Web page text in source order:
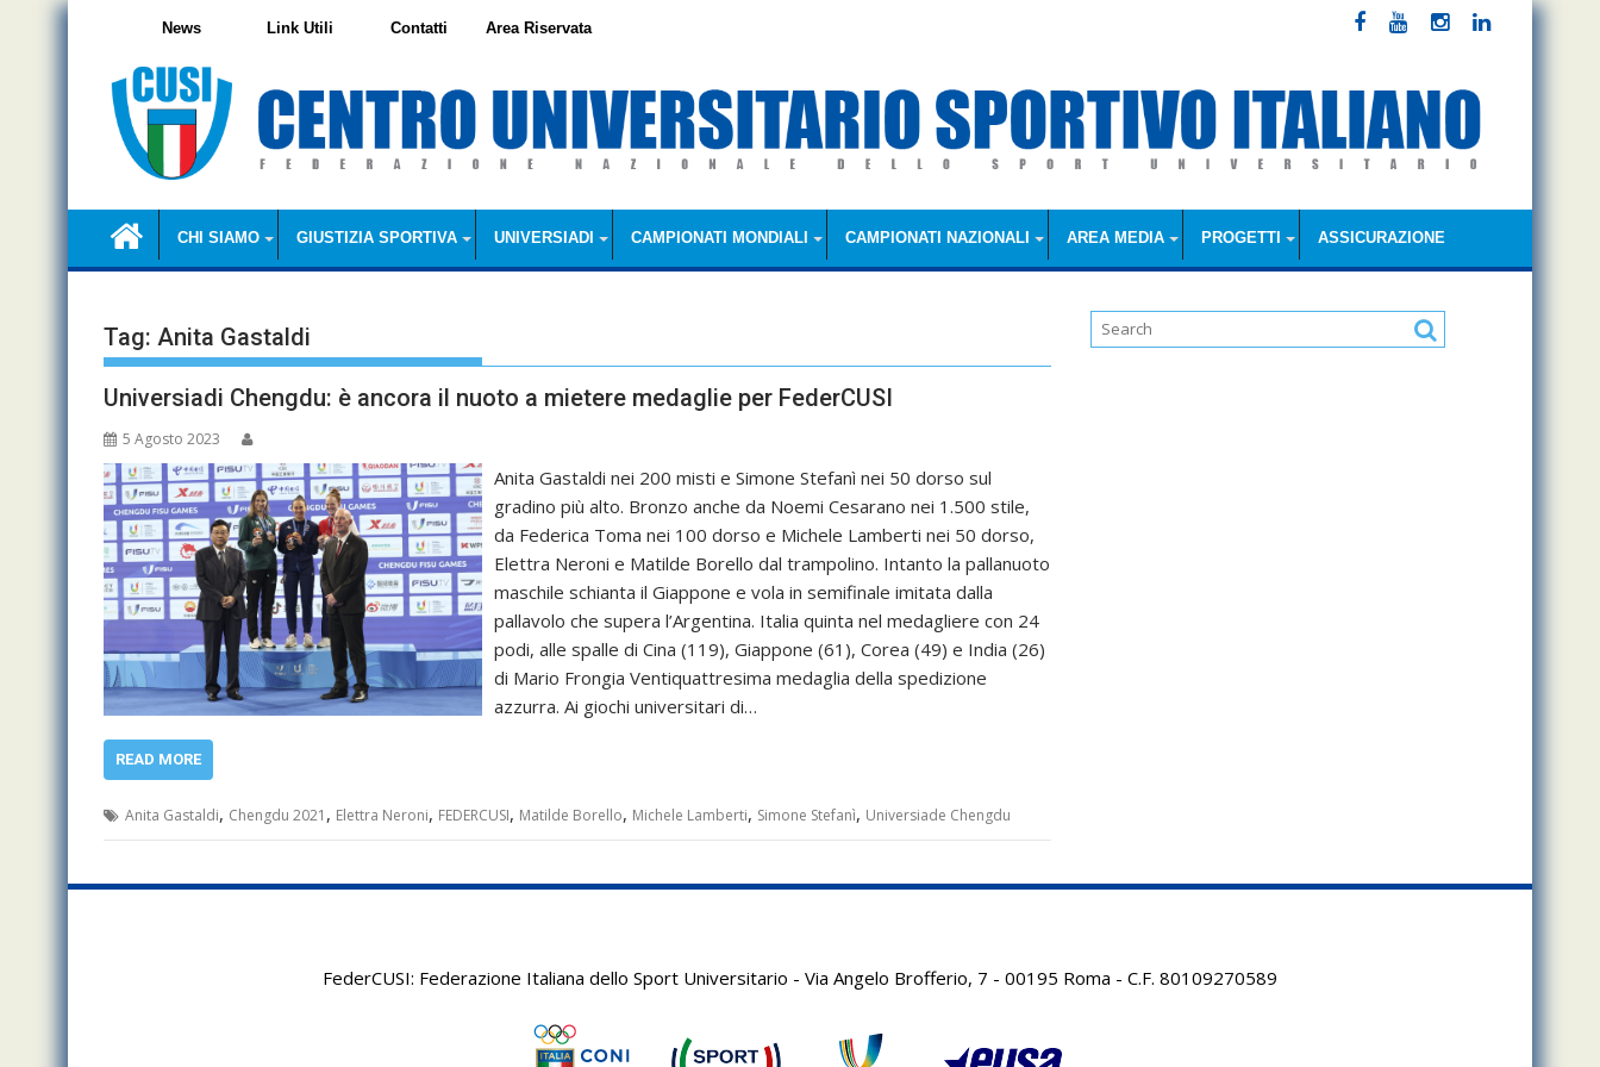
Skip
CHI SIAMO GIUSTIZIA SPORTIVA UNIVERSIADI CAMPIONATI MONDIALI CAMPIONATI NAZIONALI AREA MEDIA PROGETTI ASSICURAZIONE
News Link Utili Contatti Area Riservata
Tag: Anita Gastaldi
Universiadi Chengdu: è ancora il nuoto a mietere medaglie per FederCUSI
5 Agosto 2023
Anita Gastaldi nei 200 misti e Simone Stefanì nei 50 dorso sul
gradino più alto. Bronzo anche da Noemi Cesarano nei 1.500 stile,
da Federica Toma nei 100 dorso e Michele Lamberti nei 50 dorso,
Elettra Neroni e Matilde Borello dal trampolino. Intanto la pallanuoto
maschile schianta il Giappone e vola in semifinale imitata dalla
pallavolo che supera l’Argentina. Italia quinta nel medagliere con 24
podi, alle spalle di Cina (119), Giappone (61), Corea (49) e India (26)
di Mario Frongia Ventiquattresima medaglia della spedizione
azzurra. Ai giochi universitari di…
READ MORE
Anita Gastaldi, Chengdu 2021 , Elettra Neroni, FEDERCUSI, Matilde Borello, Michele Lamberti, Simone Stefanì, Universiade Chengdu
FederCUSI: Federazione Italiana dello Sport Universitario - Via Angelo Brofferio, 7 - 00195 Roma - C.F. 80109270589